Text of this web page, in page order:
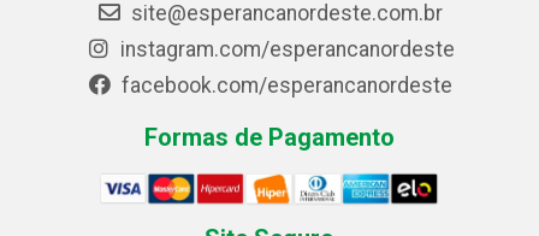
site@esperancanordeste.com.br
instagram.com/esperancanordeste
facebook.com/esperancanordeste
Formas de Pagamento